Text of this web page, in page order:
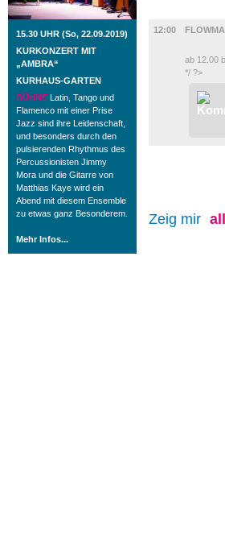
15.30 UHR (So, 22.09.2019)
KURKONZERT MIT
„AMBRA“
KURHAUS-GARTEN
BÜHNE Latin, Tango und
Flamenco mit einer Prise
Jazz sind ihre Leidenschaft,
und besonders durch den
pulsierenden Rhythmus des
Percussionisten Jimmy
Mora und die Gitarre von
Matthias Kaye wird ein
Abend mit diesem Ensemble
zu etwas ganz Besonderem.
Mehr Infos...
12:00
ab 12.00
*/ ?>
Zeig mir